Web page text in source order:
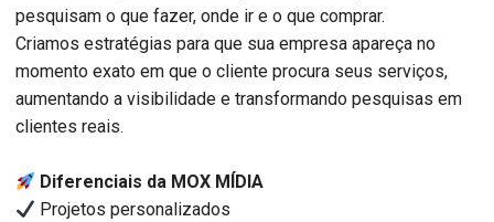
pesquisam o que fazer, onde ir e o que comprar.
Criamos estratégias para que sua empresa apareça no
momento exato em que o cliente procura seus serviços,
aumentando a visibilidade e transformando pesquisas em
clientes reais.
Diferenciais da MOX MÍDIA
Projetos personalizados